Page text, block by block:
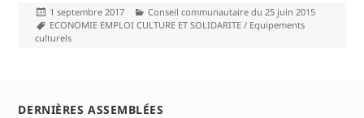
Publié
le
1 septembre 2017 Catégories
Conseil communautaire du 25 juin 2015
Mots-
clés
ECONOMIE EMPLOI CULTURE ET SOLIDARITE / Equipements
culturels
DERNIÈRES ASSEMBLÉES